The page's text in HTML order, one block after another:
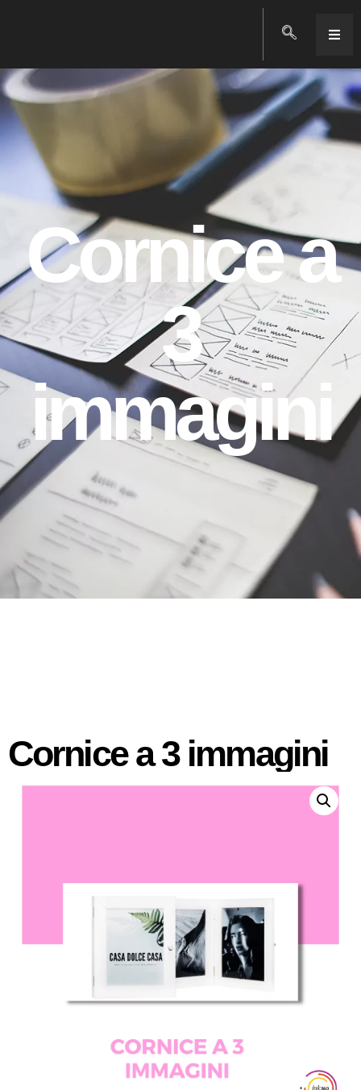
Cornice a
3
immagini
Cornice a 3 immagini